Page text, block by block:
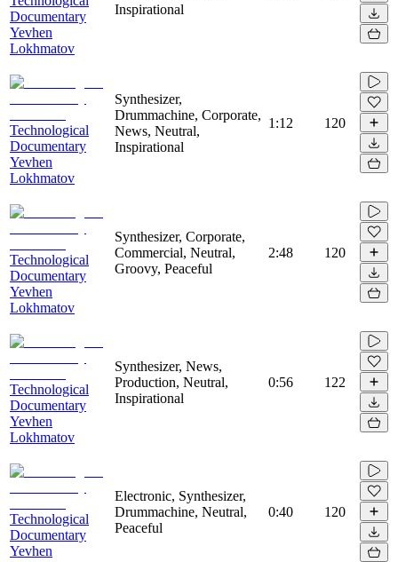
Documentary
Yevhen
Lokhmatov
Inspirational
Technological
Documentary
Yevhen
Lokhmatov
Synthesizer,
Drummachine, Corporate,
News, Neutral,
Inspirational
1:12 120
Technological
Documentary
Yevhen
Lokhmatov
Synthesizer, Corporate,
Commercial, Neutral,
Groovy, Peaceful
2:48 120
Technological
Documentary
Yevhen
Lokhmatov
Synthesizer, News,
Production, Neutral,
Inspirational
0:56 122
Technological
Documentary
Yevhen
Electronic, Synthesizer,
Drummachine, Neutral,
Peaceful
0:40 120